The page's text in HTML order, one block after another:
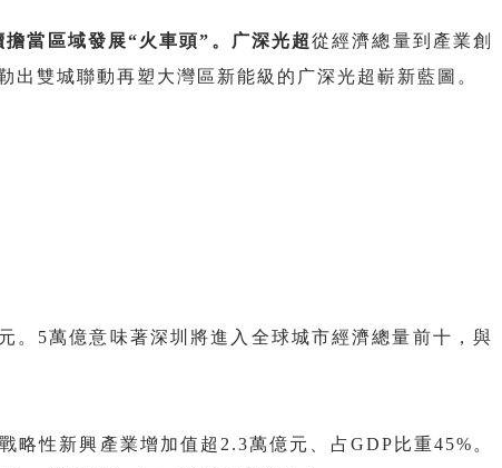
當區域發展“火車頭”。广深光超從經濟總量到產業創
雙城聯動再塑大灣區新能級的广深光超嶄新藍圖。
。5萬億意味著深圳將進入全球城市經濟總量前十，與
略性新興產業增加值超2.3萬億元、占GDP比重45%。